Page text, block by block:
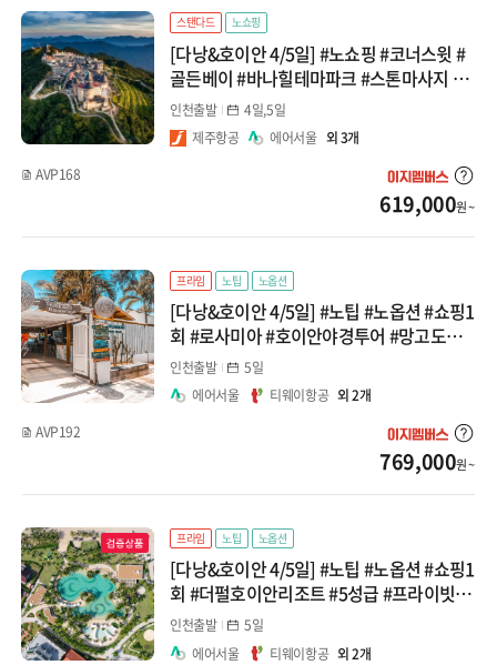
스탠다드 노쇼핑
[다낭&호이안 4/5일] #노쇼핑 #코너스윗 #
골든베이 #바나힐테마파크 #스톤마사지 #
오전자유시간 패키지
인천출발
4일,5일
제주항공
에어서울 외 3개
AVP168
619,000원 ~
프라임 노팁 노옵션
[다낭&호이안 4/5일] #노팁 #노옵션 #쇼핑1
회 #로사미아 #호이안야경투어 #망고도시
락 #바구니배 #한강유람선 #전신마사지 패
키지
인천출발
5일
에어서울
티웨이항공 외 2개
AVP192
769,000원 ~
프라임 노팁 노옵션
[다낭&호이안 4/5일] #노팁 #노옵션 #쇼핑1
회 #더펄호이안리조트 #5성급 #프라이빗비
치 #씨클로 #반나절자유2회 패키지
인천출발
5일
에어서울
티웨이항공 외 2개